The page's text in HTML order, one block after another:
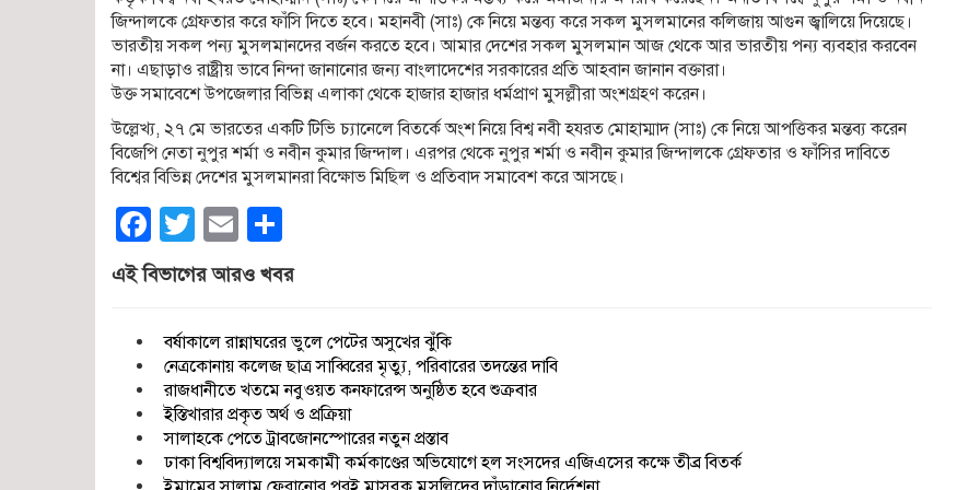
জিন্দালকে গ্রেফতার করে ফাঁসি দিতে হবে। মহানবী (সাঃ) কে নিয়ে মন্তব্য করে সকল মুসলমানের কলিজায় আগুন জ্বালিয়ে দিয়েছে।
ভারতীয় সকল পন্য মুসলমানদের বর্জন করতে হবে। আমার দেশের সকল মুসলমান আজ থেকে আর ভারতীয় পন্য ব্যবহার করবেন
না। এছাড়াও রাষ্ট্রীয় ভাবে নিন্দা জানানোর জন্য বাংলাদেশের সরকারের প্রতি আহবান জানান বক্তারা।
উক্ত সমাবেশে উপজেলার বিভিন্ন এলাকা থেকে হাজার হাজার ধর্মপ্রাণ মুসল্লীরা অংশগ্রহণ করেন।
উল্লেখ্য, ২৭ মে ভারতের একটি টিভি চ্যানেলে বিতর্কে অংশ নিয়ে বিশ্ব নবী হযরত মোহাম্মাদ (সাঃ) কে নিয়ে আপত্তিকর মন্তব্য করেন
বিজেপি নেতা নুপুর শর্মা ও নবীন কুমার জিন্দাল। এরপর থেকে নুপুর শর্মা ও নবীন কুমার জিন্দালকে গ্রেফতার ও ফাঁসির দাবিতে
বিশ্বের বিভিন্ন দেশের মুসলমানরা বিক্ষোভ মিছিল ও প্রতিবাদ সমাবেশ করে আসছে।
Facebook
Twitter
Email
এই বিভাগের আরও খবর
বর্ষাকালে রান্নাঘরের ভুলে পেটের অসুখের ঝুঁকি
নেত্রকোনায় কলেজ ছাত্র সাব্বিরের মৃত্যু, পরিবারের তদন্তের দাবি
রাজধানীতে খতমে নবুওয়ত কনফারেন্স অনুষ্ঠিত হবে শুক্রবার
ইস্তিখারার প্রকৃত অর্থ ও প্রক্রিয়া
সালাহকে পেতে ট্রাবজোনস্পোরের নতুন প্রস্তাব
ঢাকা বিশ্ববিদ্যালয়ে সমকামী কর্মকাণ্ডের অভিযোগে হল সংসদের এজিএসের কক্ষে তীব্র বিতর্ক